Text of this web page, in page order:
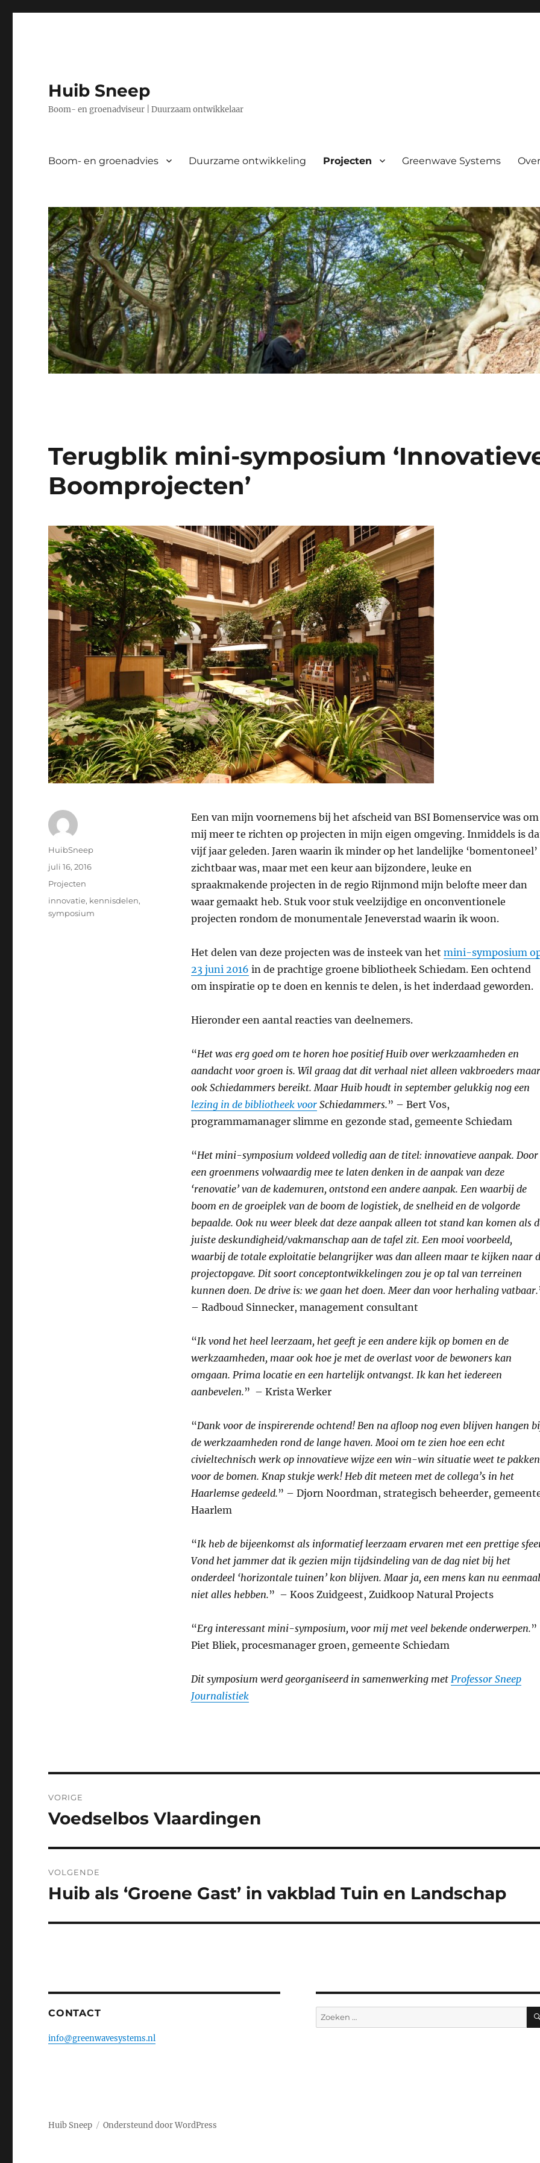
Huib Sneep
Boom- en groenadviseur | Duurzaam ontwikkelaar
Boom- en groenadvies Duurzame ontwikkeling Projecten Greenwave Systems
Terugblik mini-symposium
Boomprojecten’
Een van mijn voornemens bij het afscheid van BSI Bomenservice was om
mij meer te richten op projecten in mijn eigen omgeving. Inmiddels is
vijf jaar geleden. Jaren waarin ik minder op het landelijke ‘bomentoneel’
zichtbaar was, maar met een keur aan bijzondere, leuke en
spraakmakende projecten in de regio Rijnmond mijn belofte meer dan
waar gemaakt heb. Stuk voor stuk veelzijdige en onconventionele
projecten rondom de monumentale Jeneverstad waarin ik woon.
Het delen van deze projecten was de insteek van het mini-symposium
23 juni 2016 in de prachtige groene bibliotheek Schiedam. Een ochtend
om inspiratie op te doen en kennis te delen, is het inderdaad geworden.
Hieronder een aantal reacties van deelnemers.
“Het was erg goed om te horen hoe positief Huib over werkzaamheden en
aandacht voor groen is. Wil graag dat dit verhaal niet alleen vakbroeders maar
ook Schiedammers bereikt. Maar Huib houdt in september gelukkig nog een
lezing in de bibliotheek voorSchiedammers.” – Bert Vos,
programmamanager slimme en gezonde stad, gemeente Schiedam
“Het mini-symposium voldeed volledig aan de titel: innovatieve aanpak. Door
een groenmens volwaardig mee te laten denken in de aanpak van deze
‘renovatie’ van de kademuren, ontstond een andere aanpak. Een waarbij de
boom en de groeiplek van de boom de logistiek, de snelheid en de volgorde
bepaalde. Ook nu weer bleek dat deze aanpak alleen tot stand kan komen als
juiste deskundigheid/vakmanschap aan de tafel zit. Een mooi voorbeeld,
waarbij de totale exploitatie belangrijker was dan alleen maar te kijken naar
projectopgave. Dit soort conceptontwikkelingen zou je op tal van terreinen
kunnen doen. De drive is: we gaan het doen. Meer dan voor herhaling vatbaar.
– Radboud Sinnecker, management consultant
“Ik vond het heel leerzaam, het geeft je een andere kijk op bomen en de
werkzaamheden, maar ook hoe je met de overlast voor de bewoners kan
omgaan. Prima locatie en een hartelijk ontvangst. Ik kan het iedereen
aanbevelen.” – Krista Werker
“Dank voor de inspirerende ochtend! Ben na afloop nog even blijven hangen
de werkzaamheden rond de lange haven. Mooi om te zien hoe een echt
civieltechnisch werk op innovatieve wijze een win-win situatie weet te pakken
voor de bomen. Knap stukje werk! Heb dit meteen met de collega’s in het
Haarlemse gedeeld.” – Djorn Noordman, strategisch beheerder,
Haarlem
“Ik heb de bijeenkomst als informatief leerzaam ervaren met een prettige
Vond het jammer dat ik gezien mijn tijdsindeling van de dag niet bij het
onderdeel ‘horizontale tuinen’ kon blijven. Maar ja, een mens kan nu eenmaal
niet alles hebben.” – Koos Zuidgeest, Zuidkoop Natural Projects
“Erg interessant mini-symposium, voor mij met veel bekende onderwerpen.
Piet Bliek, procesmanager groen, gemeente Schiedam
Dit symposium werd georganiseerd in samenwerking met Professor Sneep
Journalistiek
Auteur
HuibSneep
Geplaatst
juli 16, 2016
Categorieën
Projecten
Tags
innovatie, kennisdelen,
symposium
navigatie
VORIGE
Vorig
Voedselbos Vlaardingen
VOLGENDE
Volgend
Huib als ‘Groene Gast’ in vakblad Tuin en Landschap
CONTACT
info@greenwavesystems.nl
Zoeken
naar:
Huib Sneep Ondersteund door WordPress